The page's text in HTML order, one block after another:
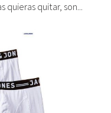
quieras quitar, son...